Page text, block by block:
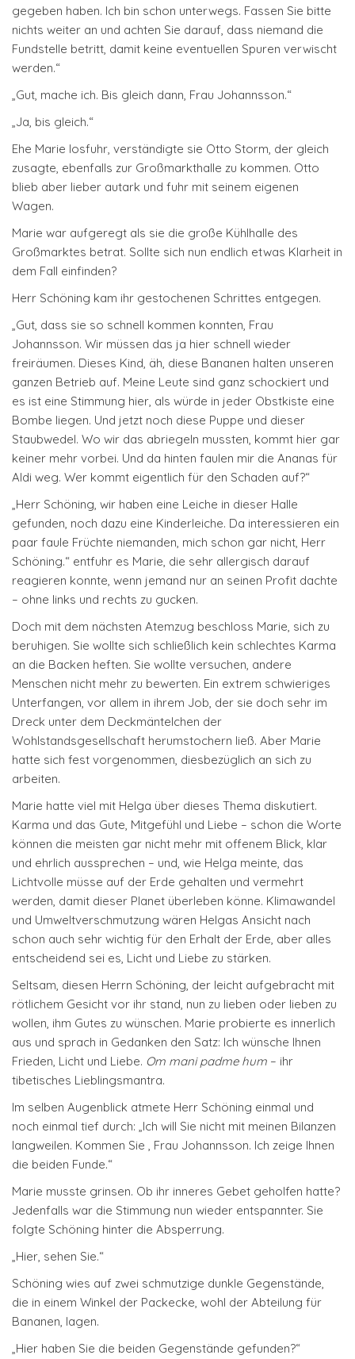
gegeben haben. Ich bin schon unterwegs. Fassen Sie bitte
nichts weiter an und achten Sie darauf, dass niemand die
Fundstelle betritt, damit keine eventuellen Spuren verwischt
werden.“
„Gut, mache ich. Bis gleich dann, Frau Johannsson.“
„Ja, bis gleich.“
Ehe Marie losfuhr, verständigte sie Otto Storm, der gleich
zusagte, ebenfalls zur Großmarkthalle zu kommen. Otto
blieb aber lieber autark und fuhr mit seinem eigenen
Wagen.
Marie war aufgeregt als sie die große Kühlhalle des
Großmarktes betrat. Sollte sich nun endlich etwas Klarheit in
dem Fall einfinden?
Herr Schöning kam ihr gestochenen Schrittes entgegen.
„Gut, dass sie so schnell kommen konnten, Frau
Johannsson. Wir müssen das ja hier schnell wieder
freiräumen. Dieses Kind, äh, diese Bananen halten unseren
ganzen Betrieb auf. Meine Leute sind ganz schockiert und
es ist eine Stimmung hier, als würde in jeder Obstkiste eine
Bombe liegen. Und jetzt noch diese Puppe und dieser
Staubwedel. Wo wir das abriegeln mussten, kommt hier gar
keiner mehr vorbei. Und da hinten faulen mir die Ananas für
Aldi weg. Wer kommt eigentlich für den Schaden auf?“
„Herr Schöning, wir haben eine Leiche in dieser Halle
gefunden, noch dazu eine Kinderleiche. Da interessieren ein
paar faule Früchte niemanden, mich schon gar nicht, Herr
Schöning.“ entfuhr es Marie, die sehr allergisch darauf
reagieren konnte, wenn jemand nur an seinen Profit dachte
– ohne links und rechts zu gucken.
Doch mit dem nächsten Atemzug beschloss Marie, sich zu
beruhigen. Sie wollte sich schließlich kein schlechtes Karma
an die Backen heften. Sie wollte versuchen, andere
Menschen nicht mehr zu bewerten. Ein extrem schwieriges
Unterfangen, vor allem in ihrem Job, der sie doch sehr im
Dreck unter dem Deckmäntelchen der
Wohlstandsgesellschaft herumstochern ließ. Aber Marie
hatte sich fest vorgenommen, diesbezüglich an sich zu
arbeiten.
Marie hatte viel mit Helga über dieses Thema diskutiert.
Karma und das Gute, Mitgefühl und Liebe – schon die Worte
können die meisten gar nicht mehr mit offenem Blick, klar
und ehrlich aussprechen – und, wie Helga meinte, das
Lichtvolle müsse auf der Erde gehalten und vermehrt
werden, damit dieser Planet überleben könne. Klimawandel
und Umweltverschmutzung wären Helgas Ansicht nach
schon auch sehr wichtig für den Erhalt der Erde, aber alles
entscheidend sei es, Licht und Liebe zu stärken.
Seltsam, diesen Herrn Schöning, der leicht aufgebracht mit
rötlichem Gesicht vor ihr stand, nun zu lieben oder lieben zu
wollen, ihm Gutes zu wünschen. Marie probierte es innerlich
aus und sprach in Gedanken den Satz: Ich wünsche Ihnen
Frieden, Licht und Liebe. Om mani padme hum – ihr
tibetisches Lieblingsmantra.
Im selben Augenblick atmete Herr Schöning einmal und
noch einmal tief durch: „Ich will Sie nicht mit meinen Bilanzen
langweilen. Kommen Sie , Frau Johannsson. Ich zeige Ihnen
die beiden Funde.“
Marie musste grinsen. Ob ihr inneres Gebet geholfen hatte?
Jedenfalls war die Stimmung nun wieder entspannter. Sie
folgte Schöning hinter die Absperrung.
„Hier, sehen Sie.“
Schöning wies auf zwei schmutzige dunkle Gegenstände,
die in einem Winkel der Packecke, wohl der Abteilung für
Bananen, lagen.
„Hier haben Sie die beiden Gegenstände gefunden?“